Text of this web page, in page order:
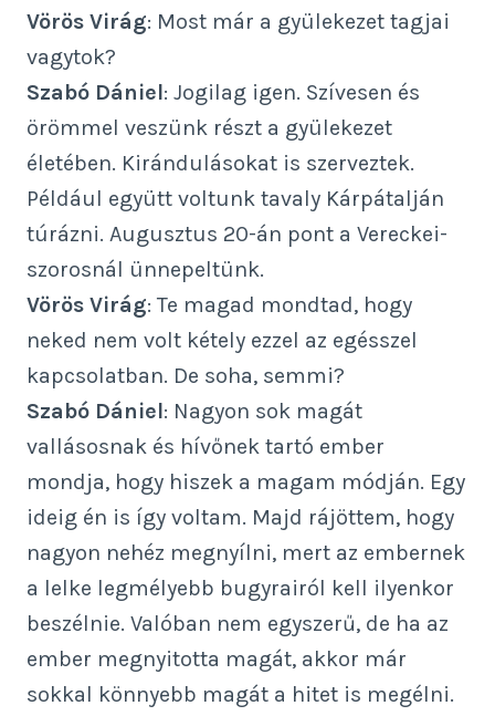
Vörös Virág: Most már a gyülekezet tagjai
vagytok?
Szabó Dániel: Jogilag igen. Szívesen és
örömmel veszünk részt a gyülekezet
életében. Kirándulásokat is szerveztek.
Például együtt voltunk tavaly Kárpátalján
túrázni. Augusztus 20-án pont a Vereckei-
szorosnál ünnepeltünk.
Vörös Virág: Te magad mondtad, hogy
neked nem volt kétely ezzel az egésszel
kapcsolatban. De soha, semmi?
Szabó Dániel: Nagyon sok magát
vallásosnak és hívőnek tartó ember
mondja, hogy hiszek a magam módján. Egy
ideig én is így voltam. Majd rájöttem, hogy
nagyon nehéz megnyílni, mert az embernek
a lelke legmélyebb bugyrairól kell ilyenkor
beszélnie. Valóban nem egyszerű, de ha az
ember megnyitotta magát, akkor már
sokkal könnyebb magát a hitet is megélni.